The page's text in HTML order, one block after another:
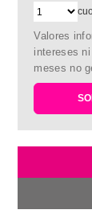
Valores
intereses
meses no